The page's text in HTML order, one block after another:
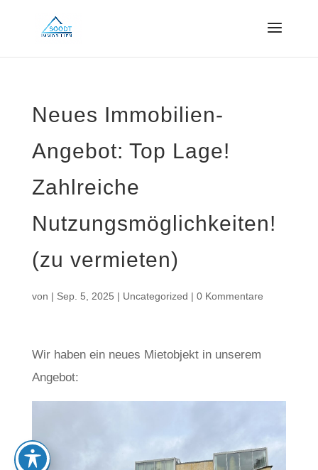
Neues Immobilien-
Angebot: Top Lage!
Zahlreiche
Nutzungsmöglichkeiten!
(zu vermieten)
von | Sep. 5, 2025 | Uncategorized | 0 Kommentare
Wir haben ein neues Mietobjekt in unserem
Angebot: